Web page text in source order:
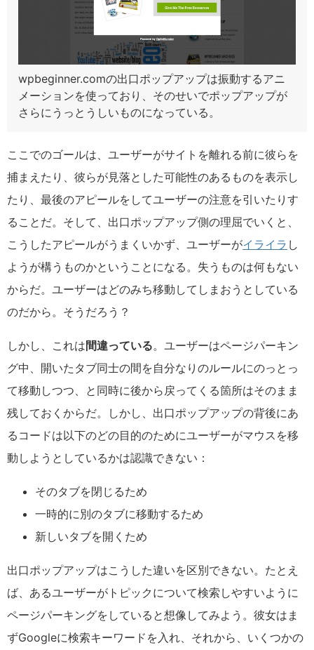
wpbeginner.comの出口ポップアップは振動するアニ
メーションを使っており、そのせいでポップアップが
さらにうっとうしいものになっている。
ここでのゴールは、ユーザーがサイトを離れる前に彼らを
捕まえたり、彼らが見落とした可能性のあるものを表示し
たり、最後のアピールをしてユーザーの注意を引いたりす
ることだ。そして、出口ポップアップ側の理屈でいくと、
こうしたアピールがうまくいかず、ユーザーがイライラ し
ようが構うものかということになる。失うものは何もない
からだ。ユーザーはどのみち移動してしまおうとしている
のだから。そうだろう？
しかし、これは間違っている。ユーザーはページパーキン
グ中、開いたタブ同士の間を自分なりのルールにのっとっ
て移動しつつ、と同時に後から戻ってくる箇所はそのまま
残しておくからだ。しかし、出口ポップアップの背後にあ
るコードは以下のどの目的のためにユーザーがマウスを移
動しようとしているかは認識できない：
そのタブを閉じるため
一時的に別のタブに移動するため
新しいタブを開くため
出口ポップアップはこうした違いを区別できない。たとえ
ば、あるユーザーがトピックについて検索しやすいように
ページパーキングをしていると想像してみよう。彼女はま
ずGoogleに検索キーワードを入れ、それから、いくつかの